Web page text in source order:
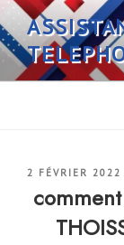
Aller
au
contenu
principal
PUBLIÉ
2 FÉVRIER 2022